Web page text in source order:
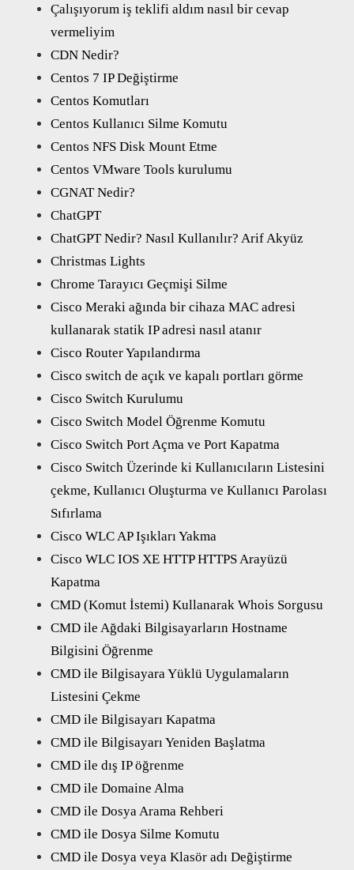
Çalışıyorum iş teklifi aldım nasıl bir cevap
vermeliyim
CDN Nedir?
Centos 7 IP Değiştirme
Centos Komutları
Centos Kullanıcı Silme Komutu
Centos NFS Disk Mount Etme
Centos VMware Tools kurulumu
CGNAT Nedir?
ChatGPT
ChatGPT Nedir? Nasıl Kullanılır? Arif Akyüz
Christmas Lights
Chrome Tarayıcı Geçmişi Silme
Cisco Meraki ağında bir cihaza MAC adresi
kullanarak statik IP adresi nasıl atanır
Cisco Router Yapılandırma
Cisco switch de açık ve kapalı portları görme
Cisco Switch Kurulumu
Cisco Switch Model Öğrenme Komutu
Cisco Switch Port Açma ve Port Kapatma
Cisco Switch Üzerinde ki Kullanıcıların Listesini
çekme, Kullanıcı Oluşturma ve Kullanıcı Parolası
Sıfırlama
Cisco WLC AP Işıkları Yakma
Cisco WLC IOS XE HTTP HTTPS Arayüzü
Kapatma
CMD (Komut İstemi) Kullanarak Whois Sorgusu
CMD ile Ağdaki Bilgisayarların Hostname
Bilgisini Öğrenme
CMD ile Bilgisayara Yüklü Uygulamaların
Listesini Çekme
CMD ile Bilgisayarı Kapatma
CMD ile Bilgisayarı Yeniden Başlatma
CMD ile dış IP öğrenme
CMD ile Domaine Alma
CMD ile Dosya Arama Rehberi
CMD ile Dosya Silme Komutu
CMD ile Dosya veya Klasör adı Değiştirme